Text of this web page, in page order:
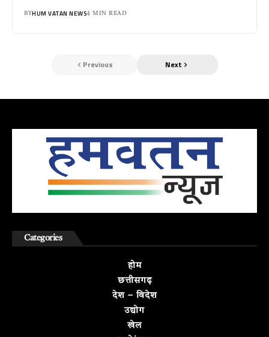
BYHUM VATAN NEWS4 MIN READ
Previous Next
Categories
होम
छत्तीसगढ़
देश – विदेश
उद्योग
खेल